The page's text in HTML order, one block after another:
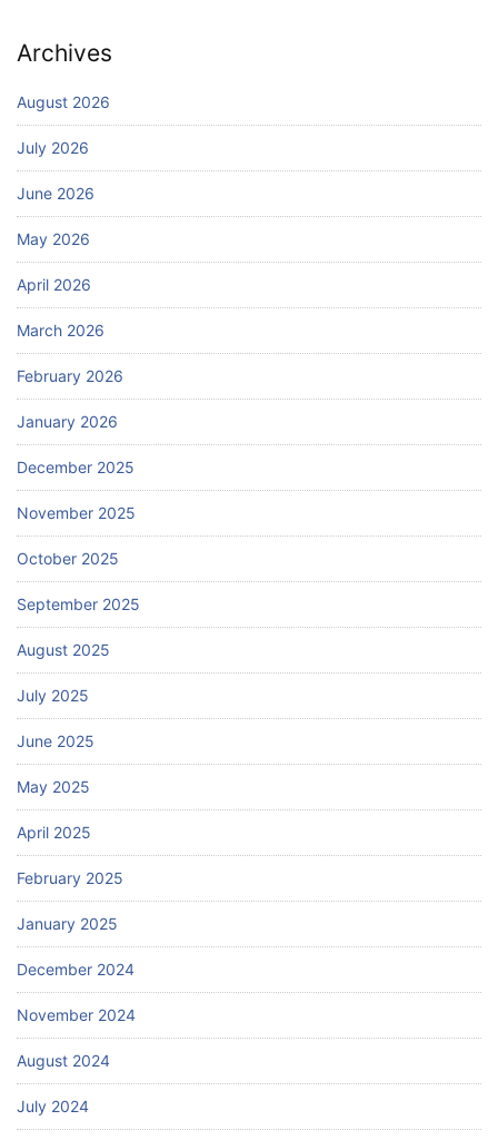
Archives
August 2026
July 2026
June 2026
May 2026
April 2026
March 2026
February 2026
January 2026
December 2025
November 2025
October 2025
September 2025
August 2025
July 2025
June 2025
May 2025
April 2025
February 2025
January 2025
December 2024
November 2024
August 2024
July 2024